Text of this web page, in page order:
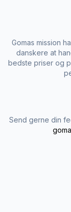
Gomas mission
danskere at
bedste priser og
Send gerne din